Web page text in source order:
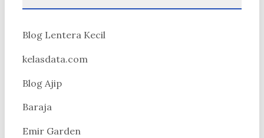
Blog Lentera Kecil
kelasdata.com
Blog Ajip
Baraja
Emir Garden